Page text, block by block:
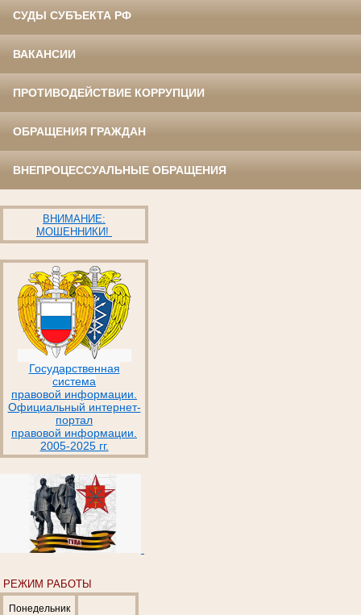
СУДЫ СУБЪЕКТА РФ
ВАКАНСИИ
ПРОТИВОДЕЙСТВИЕ КОРРУПЦИИ
ОБРАЩЕНИЯ ГРАЖДАН
ВНЕПРОЦЕССУАЛЬНЫЕ ОБРАЩЕНИЯ
ВНИМАНИЕ:
МОШЕННИКИ!
Государственная
система
правовой информации.
Официальный интернет-
портал
правовой информации.
2005-2025 гг.
РЕЖИМ РАБОТЫ
Понедельник